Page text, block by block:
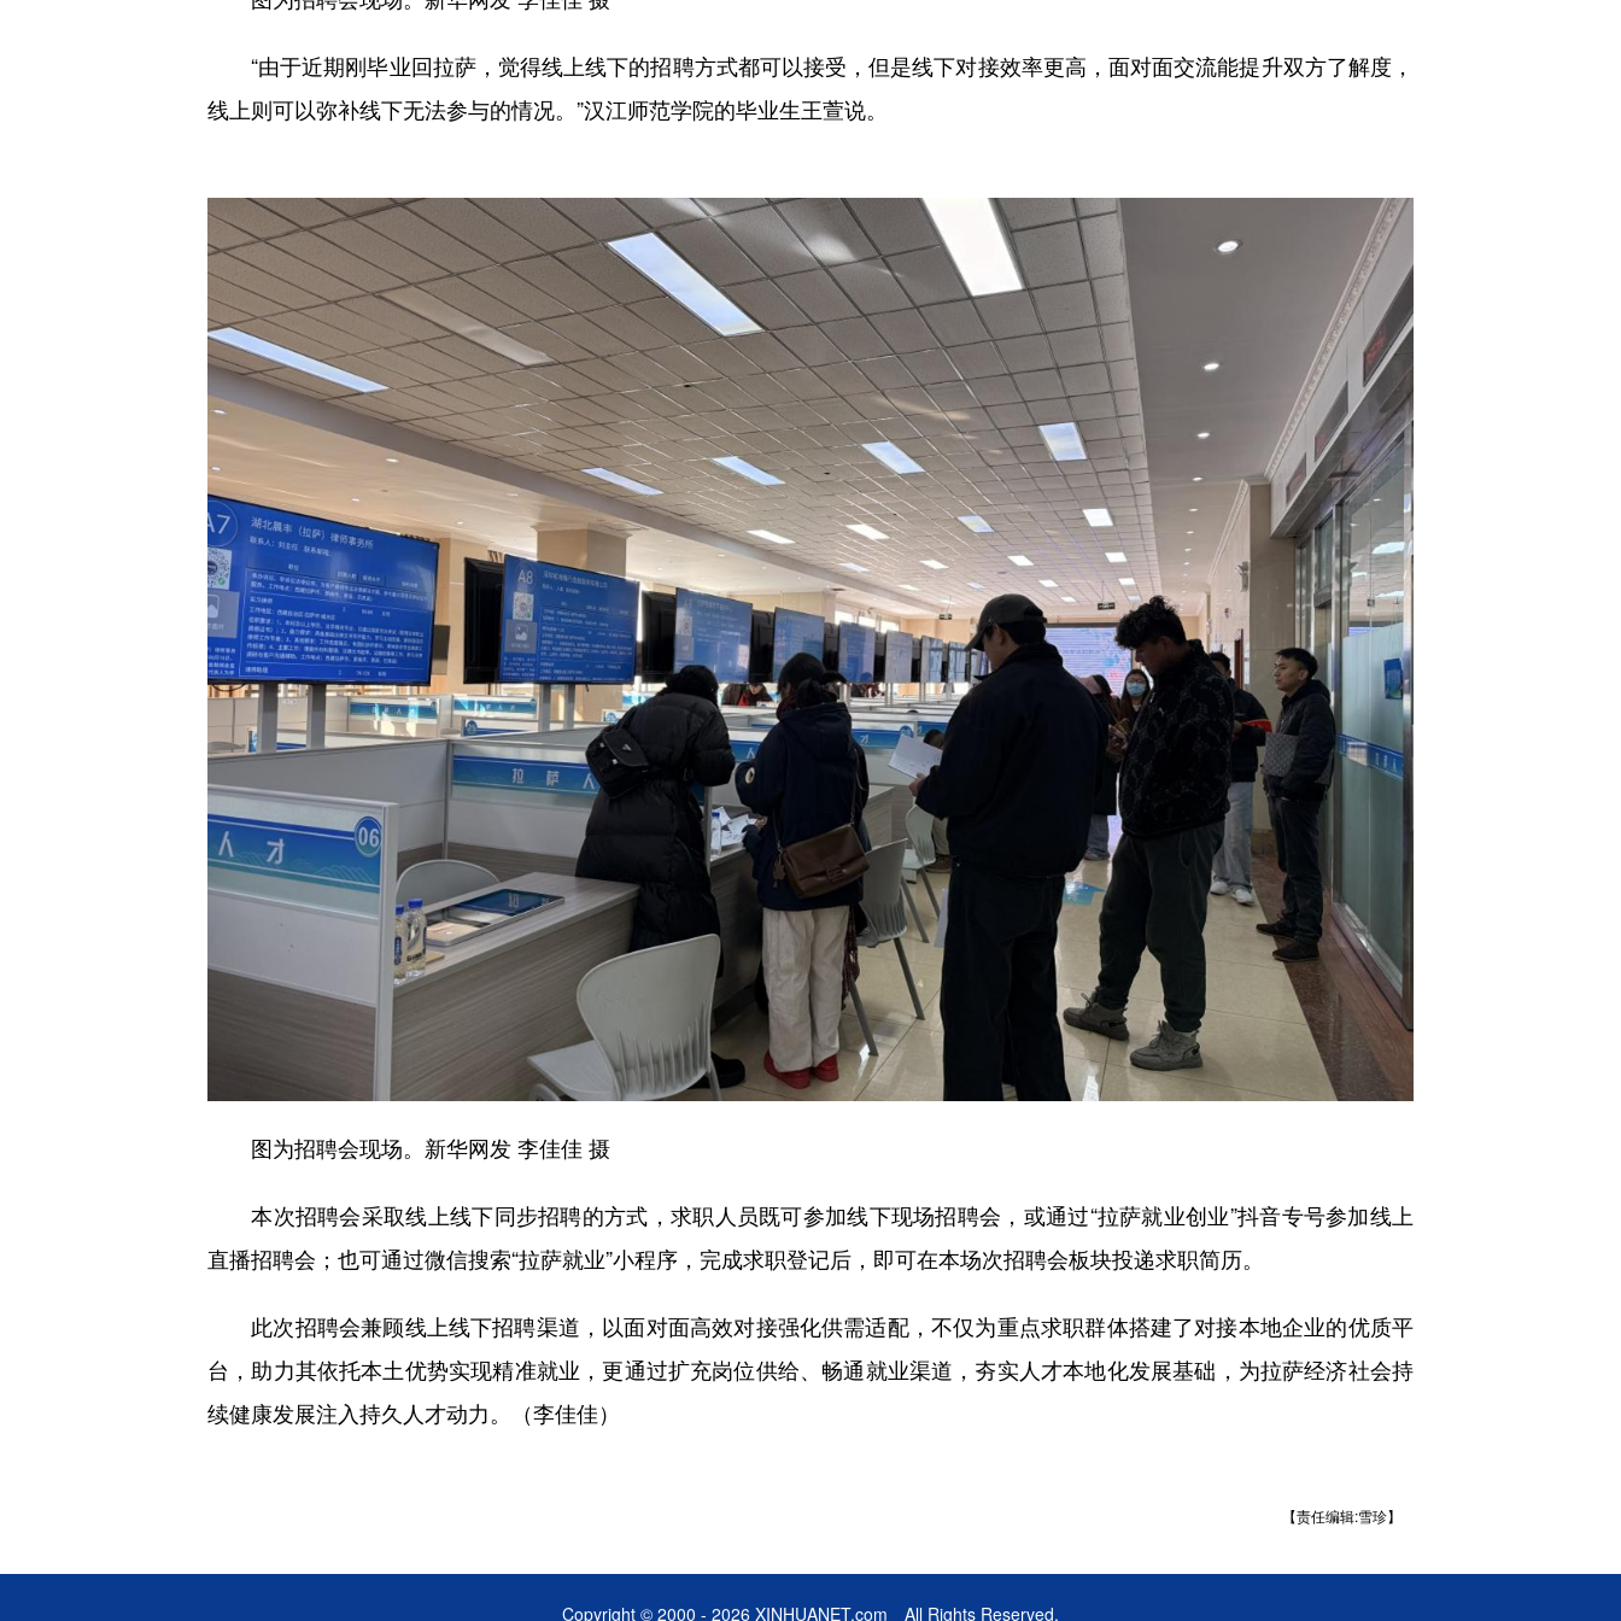
“由于近期刚毕业回拉萨，觉得线上线下的招聘方式都可以接受，但是线下对接效率更高，面对面交流能提升双方了解度，
线上则可以弥补线下无法参与的情况。”汉江师范学院的毕业生王萱说。
图为招聘会现场。新华网发 李佳佳 摄
本次招聘会采取线上线下同步招聘的方式，求职人员既可参加线下现场招聘会，或通过“拉萨就业创业”抖音专号参加线上
直播招聘会；也可通过微信搜索“拉萨就业”小程序，完成求职登记后，即可在本场次招聘会板块投递求职简历。
此次招聘会兼顾线上线下招聘渠道，以面对面高效对接强化供需适配，不仅为重点求职群体搭建了对接本地企业的优质平
台，助力其依托本土优势实现精准就业，更通过扩充岗位供给、畅通就业渠道，夯实人才本地化发展基础，为拉萨经济社会持
续健康发展注入持久人才动力。（李佳佳）
【责任编辑:雪珍】
Copyright © 2000 - 2026 XINHUANET.com All Rights Reserved.